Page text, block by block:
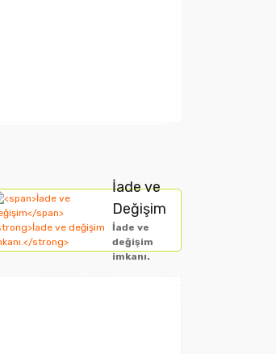
İade ve
Değişim
İade ve
değişim
imkanı.